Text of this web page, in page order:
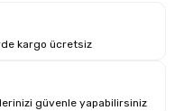
kargo ücretsiz
güvenle yapabilirsiniz